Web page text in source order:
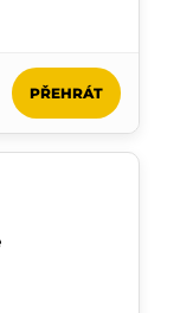
PŘEHRÁT